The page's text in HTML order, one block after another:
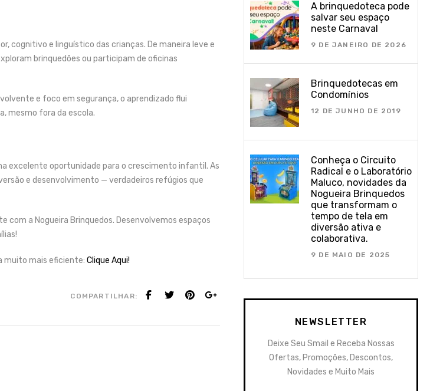
cognitivo e linguístico das crianças. De maneira leve e
brinquedões ou participam de oficinas
e foco em segurança, o aprendizado flui
mesmo fora da escola.
excelente oportunidade para o crescimento infantil. As
e desenvolvimento — verdadeiros refúgios que
a Nogueira Brinquedos. Desenvolvemos espaços
muito mais eficiente: Clique Aqui!
COMPARTILHAR:
A brinquedoteca pode
salvar seu espaço
neste Carnaval
9 DE JANEIRO DE 2026
Brinquedotecas em
Condomínios
12 DE JUNHO DE 2019
Conheça o Circuito
Radical e o Laboratório
Maluco, novidades da
Nogueira Brinquedos
que transformam o
tempo de tela em
diversão ativa e
colaborativa.
9 DE MAIO DE 2025
NEWSLETTER
Deixe Seu Smail e Receba Nossas
Ofertas, Promoções, Descontos,
Novidades e Muito Mais